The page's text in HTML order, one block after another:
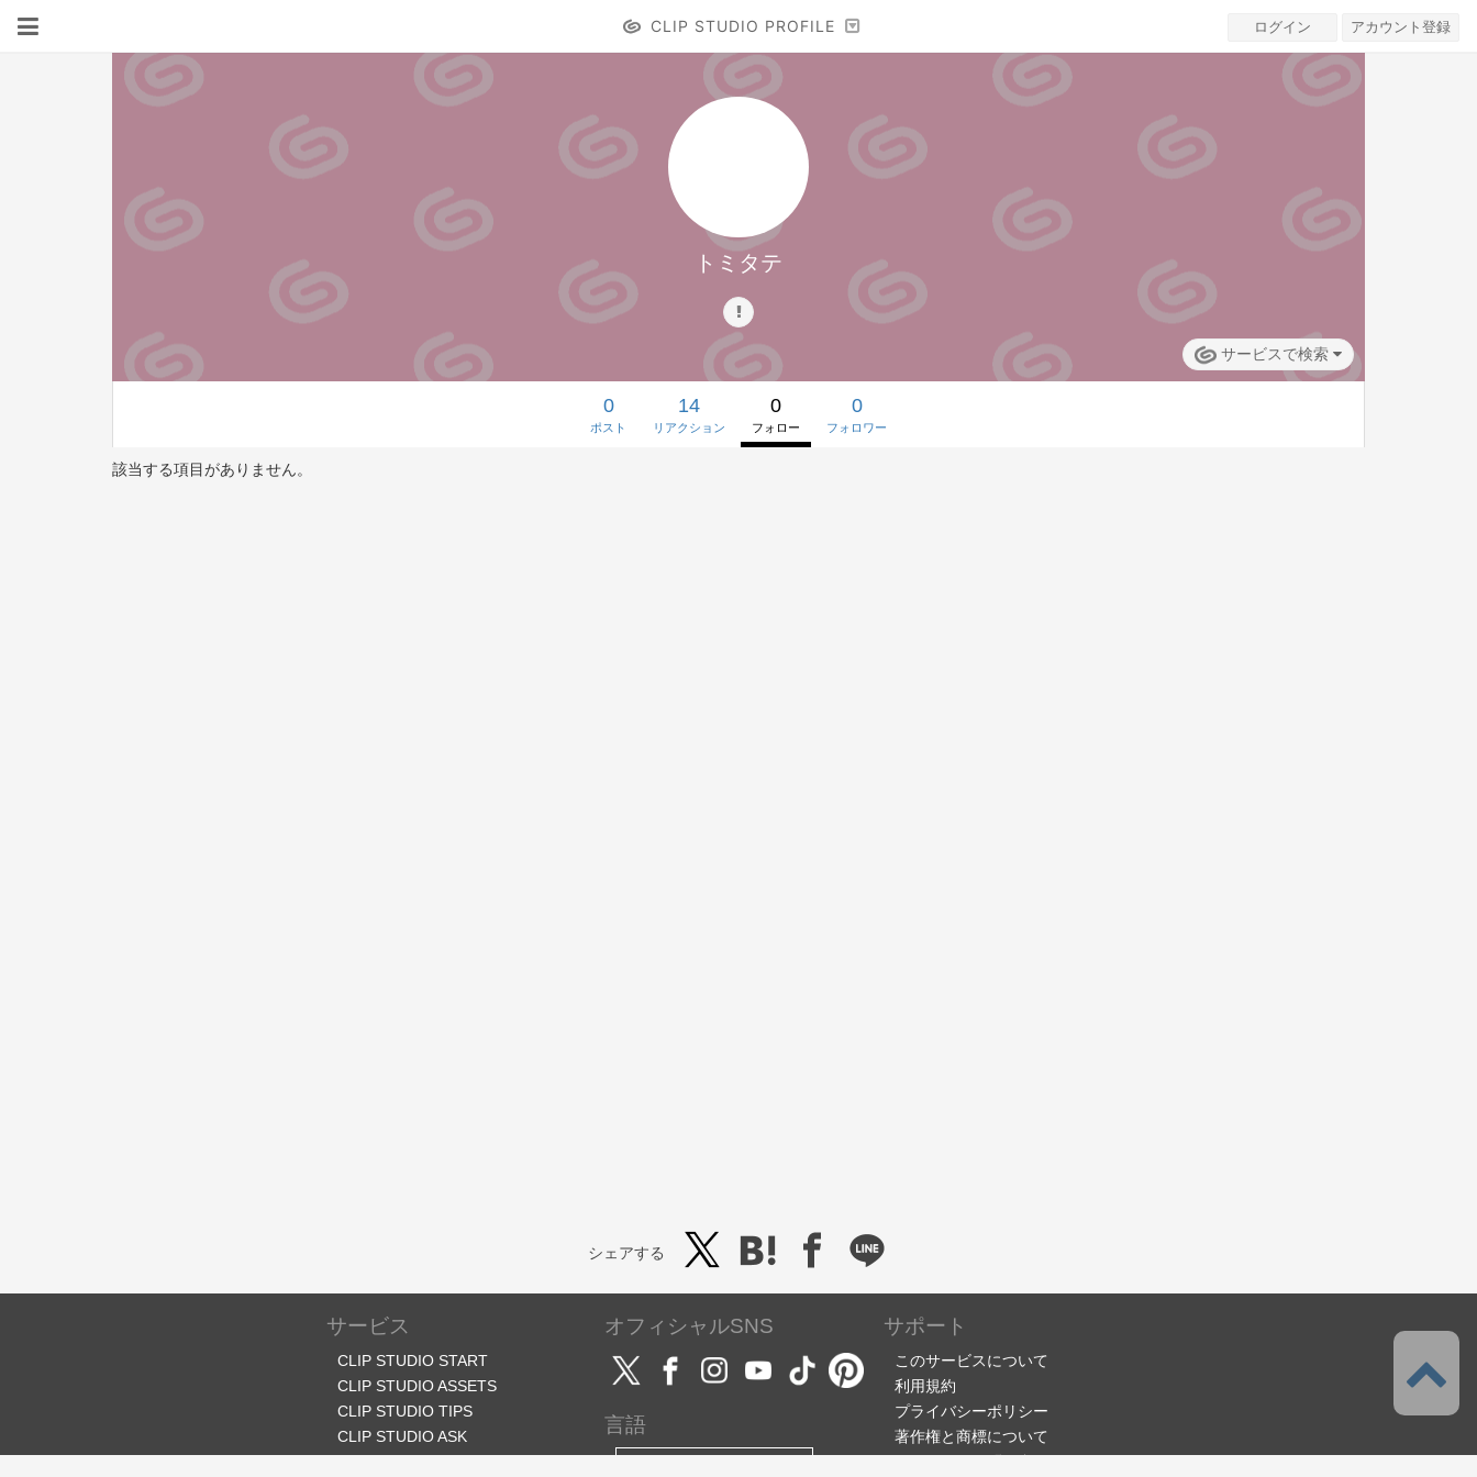
CLIP STUDIO PROFILE ログイン アカウント登録
トミタテ
サービスで検索
0
ポスト
14
リアクション
0
フォロー
0
フォロワー
該当する項目がありません。
シェアする
サービス
CLIP STUDIO START
CLIP STUDIO ASSETS
CLIP STUDIO TIPS
CLIP STUDIO ASK
オフィシャルSNS
言語
サポート
このサービスについて
利用規約
プライバシーポリシー
著作権と商標について